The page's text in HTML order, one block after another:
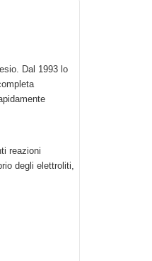
Dal 1993 lo
reazioni
degli elettroliti,